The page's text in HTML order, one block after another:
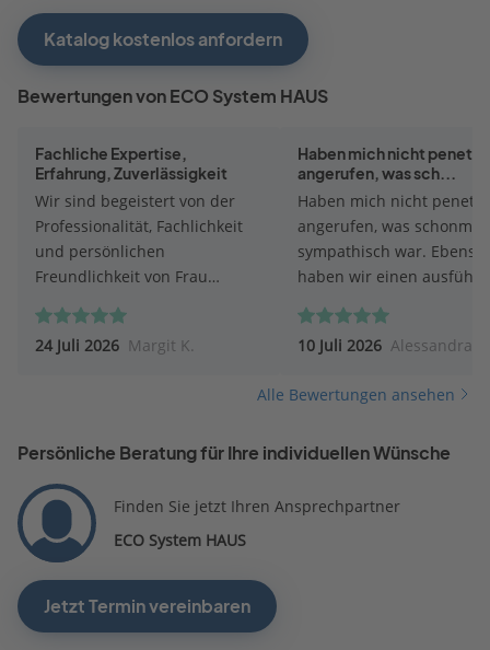
Katalog kostenlos anfordern
Bewertungen von ECO System HAUS
Fachliche Expertise,
Erfahrung, Zuverlässigkeit
Wir sind begeistert von der
Professionalität, Fachlichkeit
und persönlichen
Freundlichkeit von Frau
beraten und flexibel und
zeitnah auf Änderungen
24 Juli 2026 Margit K.
Haben mich nicht
angerufen, was sch...
Haben mich nicht
angerufen, was
sympathisch war. Ebenso
haben wir einen
Baubeschreibung
Erst danach kam eine
ich auch einen Termin
aber erst am 13.07
10 Juli 2026 Alessandra
Alle Bewertungen ansehen
Persönliche Beratung für Ihre individuellen Wünsche
Finden Sie jetzt Ihren Ansprechpartner
ECO System HAUS
Jetzt Termin vereinbaren